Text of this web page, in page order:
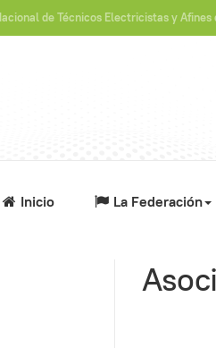
de Técnicos Electricistas y Afines
Inicio La Federación